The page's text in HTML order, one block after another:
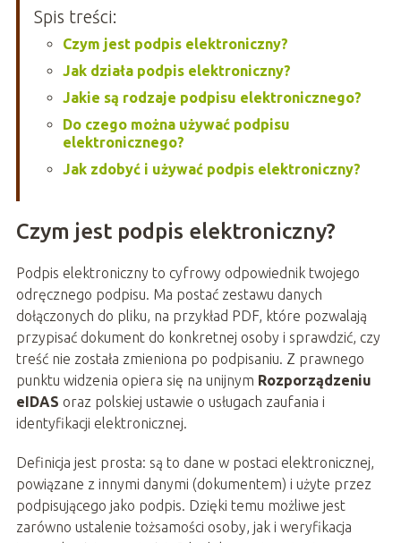
Spis treści:
Czym jest podpis elektroniczny?
Jak działa podpis elektroniczny?
Jakie są rodzaje podpisu elektronicznego?
Do czego można używać podpisu
elektronicznego?
Jak zdobyć i używać podpis elektroniczny?
Czym jest podpis elektroniczny?
Podpis elektroniczny to cyfrowy odpowiednik twojego
odręcznego podpisu. Ma postać zestawu danych
dołączonych do pliku, na przykład PDF, które pozwalają
przypisać dokument do konkretnej osoby i sprawdzić, czy
treść nie została zmieniona po podpisaniu. Z prawnego
punktu widzenia opiera się na unijnym Rozporządzeniu
eIDAS oraz polskiej ustawie o usługach zaufania i
identyfikacji elektronicznej.
Definicja jest prosta: są to dane w postaci elektronicznej,
powiązane z innymi danymi (dokumentem) i użyte przez
podpisującego jako podpis. Dzięki temu możliwe jest
zarówno ustalenie tożsamości osoby, jak i weryfikacja